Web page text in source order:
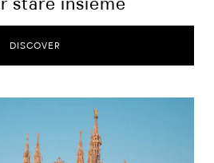
DISCOVER